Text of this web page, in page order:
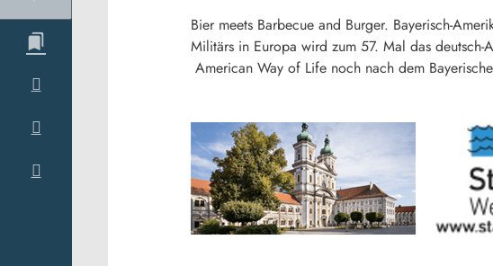
Bier meets Barbecue and Burger. Bayerisch-
Militärs in Europa wird zum 57. Mal das
American Way of Life noch nach dem